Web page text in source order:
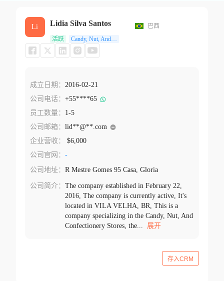
Li Lidia Silva Santos
巴西
活跃
Candy, Nut, And Confectionery Stores
成立日期： 2016-02-21
公司电话： +55****65
员工数量： 1-5
公司邮箱： lid**@**.com
企业营收：
$6,000
公司官网： -
公司地址： R Mestre Gomes 95 Casa, Gloria
公司简介： The company established in February 22,
2016, The company is currently active, It's
located in VILA VELHA, BR, This is a
company specializing in the Candy, Nut, And
Confectionery Stores, the... 展开
存入CRM